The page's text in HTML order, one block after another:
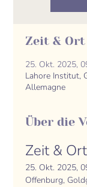
Zeit & Ort
25. Okt. 2025,
Lahore Institut,
Allemagne
Über die
Zeit & Ort
25. Okt. 2025,
Offenburg,